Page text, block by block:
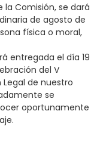
la Comisión, se dará
de agosto de
física o moral,
entregada el día 19
del V
de nuestro
se
oportunamente